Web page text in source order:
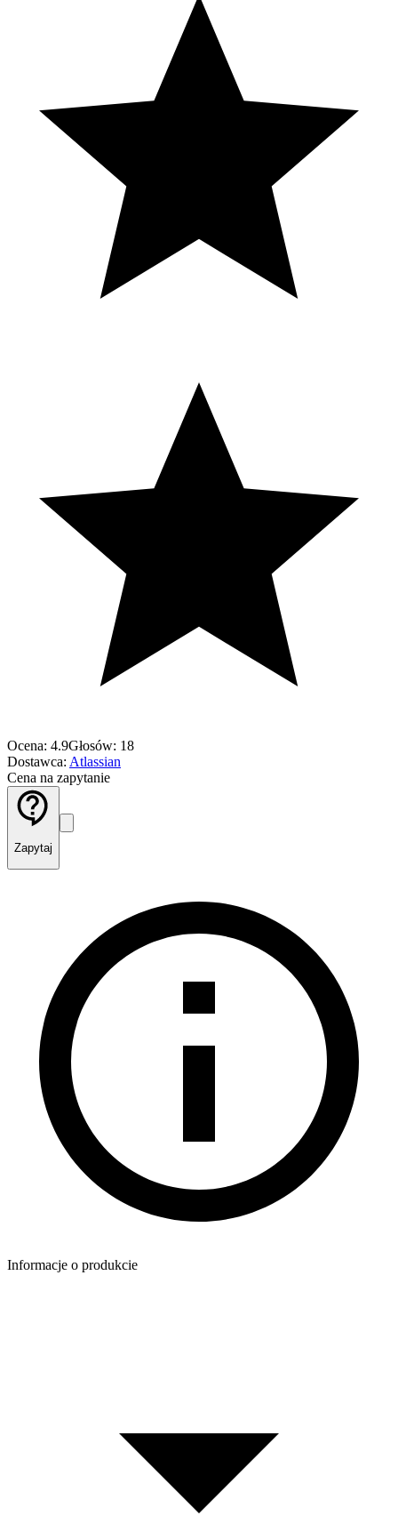
Ocena: 4.9Głosów: 18
Dostawca: Atlassian
Cena na zapytanie
Zapytaj
Informacje o produkcie